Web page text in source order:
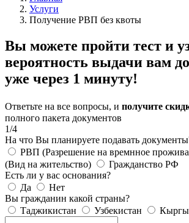
Услуги
Получение РВП без квоты
Вы можете пройти тест и
вероятность выдачи вам
уже через 1 минуту!
Ответьте на все вопросы, и получите
полного пакета документов
1/4
На что Вы планируете подавать
РВП (Разрешение на времнное
(Вид на жительство)
Гражданство РФ
Есть ли у вас основания?
Да
Нет
Вы гражданин какой страны?
Таджикистан
Узбекистан